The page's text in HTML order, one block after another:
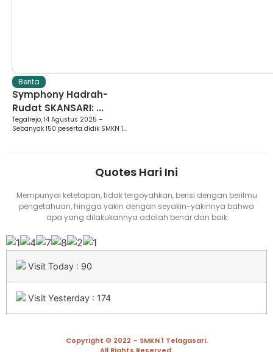
Berita
Symphony Hadrah-
Rudat SKANSARI: ...
Tegalrejo, 14 Agustus 2025 –
Sebanyak 150 peserta didik SMKN 1...
Quotes Hari Ini
Mempunyai ketetapan, tidak tergoyahkan, berisi dengan berilmu
pengetahuan, hingga yakin dengan seyakin-yakinnya bahwa
apa yang dilakukannya adalah benar dan baik
Visit Today : 90
Visit Yesterday : 174
Copyright © 2022 – SMKN 1 Telagasari.